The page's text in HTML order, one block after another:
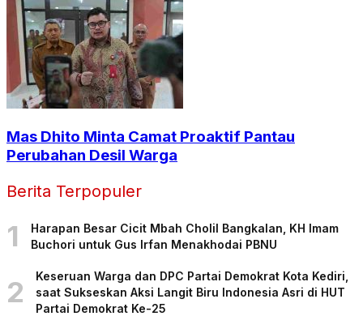
Mas Dhito Minta Camat Proaktif Pantau
Perubahan Desil Warga
Berita Terpopuler
1
Harapan Besar Cicit Mbah Cholil Bangkalan, KH Imam
Buchori untuk Gus Irfan Menakhodai PBNU
2
Keseruan Warga dan DPC Partai Demokrat Kota Kediri,
saat Sukseskan Aksi Langit Biru Indonesia Asri di HUT
Partai Demokrat Ke-25